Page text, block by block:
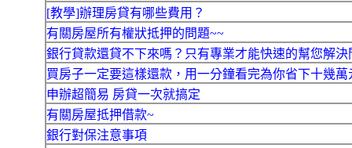
[教學]辦理房貸有哪些費用？
有關房屋所有權狀抵押的問題~~
銀行貸款還貸不下來嗎？只有專業才能快速的幫您解決
買房子一定要這樣還款，用一分鐘看完為你省下十幾萬
申辦超簡易 房貸一次就搞定
有關房屋抵押借款~
銀行對保注意事項